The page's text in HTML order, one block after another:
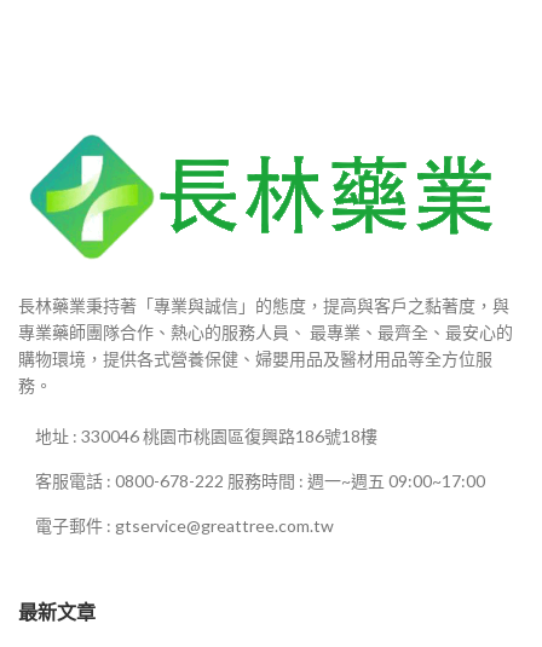
長林藥業秉持著「專業與誠信」的態度，提高與客戶之黏著度，與
專業藥師團隊合作、熱心的服務人員、 最專業、最齊全、最安心的
購物環境，提供各式營養保健、婦嬰用品及醫材用品等全方位服
務。
地址 : 330046 桃園市桃園區復興路186號18樓
客服電話 : 0800-678-222 服務時間 : 週一~週五 09:00~17:00
電子郵件 : gtservice@greattree.com.tw
最新文章